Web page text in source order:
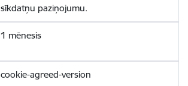
sīkdatņu paziņojumu.
1 mēnesis
cookie-agreed-version